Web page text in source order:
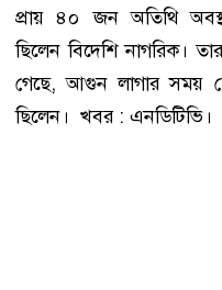
প্রায় ৪০ জন অতিথি
ছিলেন বিদেশি নাগরিক।
গেছে, আগুন লাগার সময়
ছিলেন। খবর : এনডিটিভি।